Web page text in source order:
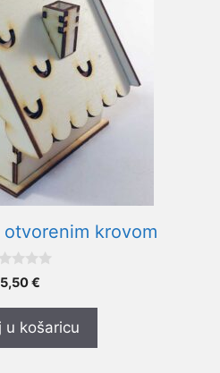
krovom
5,50€
u košaricu